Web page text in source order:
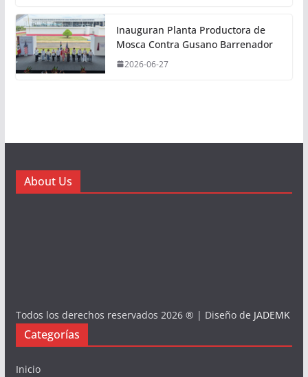
Inauguran Planta Productora de
Mosca Contra Gusano Barrenador
2026-06-27
About Us
Todos los derechos reservados 2026 ® | Diseño de JADEMK
Categorías
Inicio